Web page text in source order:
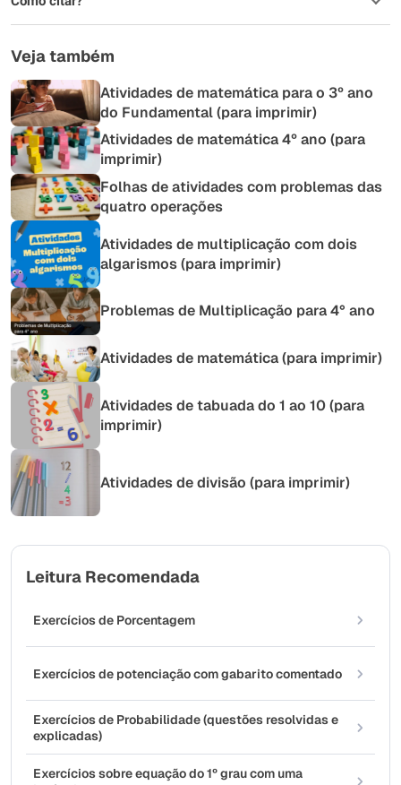
Veja também
Atividades de matemática para o 3º ano
do Fundamental (para imprimir)
Atividades de matemática 4º ano (para
imprimir)
Folhas de atividades com problemas das
quatro operações
Atividades de multiplicação com dois
algarismos (para imprimir)
Problemas de Multiplicação para 4° ano
Atividades de matemática (para imprimir)
Atividades de tabuada do 1 ao 10 (para
imprimir)
Atividades de divisão (para imprimir)
Leitura Recomendada
Exercícios de Porcentagem
Exercícios de potenciação com gabarito comentado
Exercícios de Probabilidade (questões resolvidas e
explicadas)
Exercícios sobre equação do 1º grau com uma